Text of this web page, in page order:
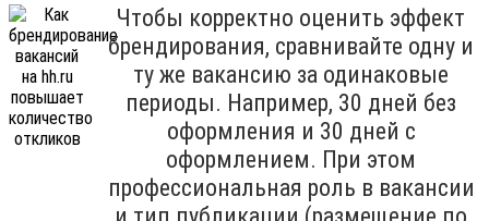
Чтобы корректно оценить эффект
брендирования, сравнивайте одну и
ту же вакансию за одинаковые
периоды. Например, 30 дней без
оформления и 30 дней с
оформлением. При этом
профессиональная роль в вакансии